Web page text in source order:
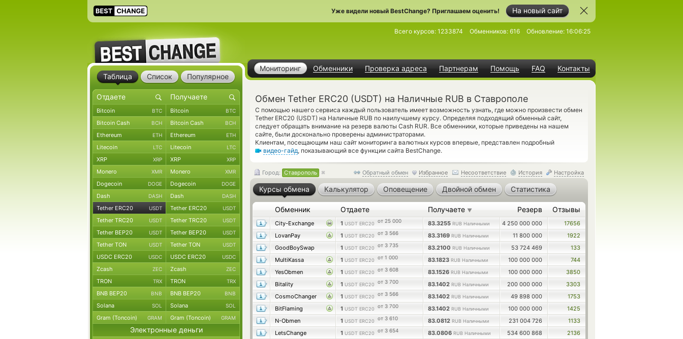
На новый сайт
Уже видели новый BestChange? Приглашаем оценить!
Мониторинг Обменники Проверка адреса Партнерам Помощь FAQ Контакты
Всего курсов: 1233874 Обменников: 616 Обновление: 16:06:25
Обмен Tether ERC20 (USDT) на Наличные RUB в Ставрополе
С помощью нашего сервиса каждый пользователь имеет возможность узнать, где можно произвести обмен
Tether ERC20 (USDT) на Наличные RUB по наилучшему курсу. Определяя подходящий обменный сайт,
следует обращать внимание на резерв валюты Cash RUR. Все обменники, которые приведены на нашем
сайте, были досконально проверены администраторами.
Клиентам, посещающим наш сайт мониторинга валютных курсов впервые, представлен подробный
видео-гайд, показывающий все функции сайта BestChange.
Обратный обмен Избранное Несоответствие История Настройка
Город: Ставрополь
Курсы обмена Калькулятор Оповещение Двойной обмен Статистика
Обменник Отдаете Получаете ▼ Резерв Отзывы
City-Exchange 1 USDT ERC20 от 25 000 83.3255 RUB Наличными 4 250 000 000
17656
LovanPay
1 USDT ERC20 от 3 566 83.3169 RUB Наличными 11 800 000
1922
GoodBoySwap
1 USDT ERC20 от 3 735 83.2100 RUB Наличными 53 724 469
133
MultiKassa
1 USDT ERC20 от 1 000 83.1823 RUB Наличными 100 000 000
744
YesObmen
1 USDT ERC20 от 3 608 83.1526 RUB Наличными 100 000 000
3850
Bitality
1 USDT ERC20 от 3 700 83.1402 RUB Наличными 200 000 000
3303
CosmoChanger
1 USDT ERC20 от 3 566 83.1402 RUB Наличными 49 898 000
1753
BitFlaming
1 USDT ERC20 от 3 700 83.1402 RUB Наличными 100 000 000
1425
N-Obmen
1 USDT ERC20 от 3 610 83.0812 RUB Наличными 231 004 726
1133
LetsChange
1 USDT ERC20 от 3 654 83.0806 RUB Наличными 534 600 868
2136
Таблица Список Популярное
Bitcoin BTC Bitcoin BTC
Bitcoin Cash BCH Bitcoin Cash BCH
Ethereum ETH Ethereum ETH
Litecoin LTC Litecoin LTC
XRP XRP XRP XRP
Monero XMR Monero XMR
Dogecoin DOGE Dogecoin DOGE
Dash DASH Dash DASH
Tether ERC20 USDT Tether ERC20 USDT
Tether TRC20 USDT Tether TRC20 USDT
Tether BEP20 USDT Tether BEP20 USDT
Tether TON USDT Tether TON USDT
USDC ERC20 USDC USDC ERC20 USDC
Zcash ZEC Zcash ZEC
TRON TRX TRON TRX
BNB BEP20 BNB BNB BEP20 BNB
Solana SOL Solana SOL
Gram (Toncoin) GRAM Gram (Toncoin) GRAM
Электронные деньги